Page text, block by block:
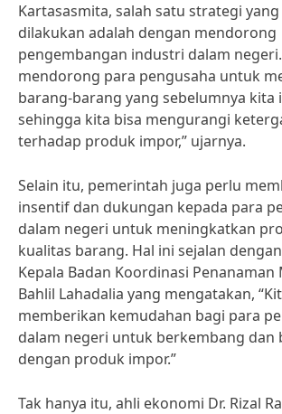
Kartasasmita, salah satu strategi
dilakukan adalah dengan mendorong
pengembangan industri dalam
mendorong para pengusaha untuk
barang-barang yang sebelumnya kita
sehingga kita bisa mengurangi
terhadap produk impor,” ujarnya.
Selain itu, pemerintah juga perlu
insentif dan dukungan kepada para
dalam negeri untuk meningkatkan
kualitas barang. Hal ini sejalan
Kepala Badan Koordinasi Penanaman
Bahlil Lahadalia yang mengatakan,
memberikan kemudahan bagi para
dalam negeri untuk berkembang dan
dengan produk impor.”
Tak hanya itu, ahli ekonomi Dr. Rizal